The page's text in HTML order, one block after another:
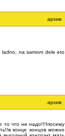
архив
na samom dele eto
архив
то что не надо!!!!посему
конце концов можно